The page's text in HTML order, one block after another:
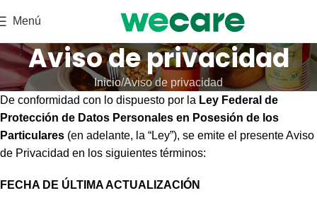
Menú
Aviso de privacidad
Inicio Aviso de privacidad
De conformidad con lo dispuesto por la Ley Federal de
Protección de Datos Personales en Posesión de los
Particulares (en adelante, la “Ley”), se emite el presente Aviso
de Privacidad en los siguientes términos:
FECHA DE ÚLTIMA ACTUALIZACIÓN